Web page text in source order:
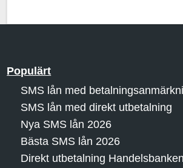
Populärt
SMS lån med
SMS lån med direkt utbetalning
Nya SMS lån 2026
Bästa SMS lån 2026
Direkt utbetalning Handelsbanken